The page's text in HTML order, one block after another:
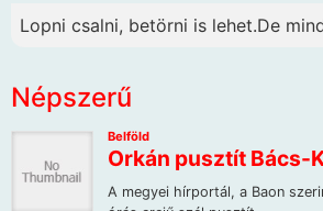
Lopni csalni, betörni is lehet.De
Népszerű